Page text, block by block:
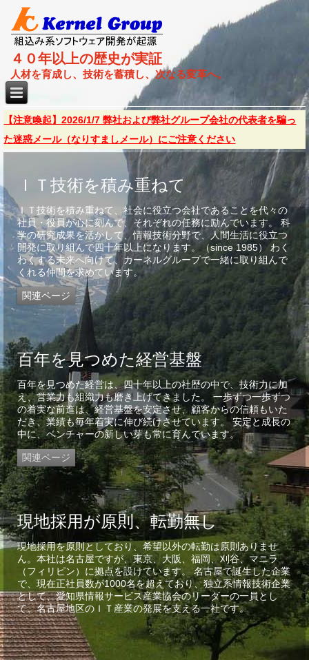
４０年以上の歴史が実証
人材を育成し、技術を蓄積し、次なる変革へ。
【注意喚起】2026/1/7 弊社および弊社グループ会社の代表者を騙っ
た迷惑メール（なりすましメール）にご注意ください
ＩＴ技術を積み重ねて
ＩＴ技術を積み重ねて、社会に役立つ会社であることを代々の
社員・役員が心に刻んで、それぞれの任務に励んでいます。 科
学の研究成果を活かして、情報技術分野で、人間生活に役立つ
開発に取り組んで四十年以上になります。（since 1985） わく
わくする未来へ向けて、カーネルグループで一緒に取り組んで
くれる仲間を求めています。
関連ページ
百年を見つめた経営基盤
百年を見つめた経営は、四十年以上の社歴の中で、技術力に加
え、営業力も組織力も磨き上げてきました。 一歩ずつ一歩ずつ
の着実な前進は、経営基盤を安定させ、顧客からの信頼もいた
だき、業績も毎年着実に伸び続けさせています。 安定と成長の
中に、ベンチャーの新しい芽も常に育んでいます。
関連ページ
現地採用が原則、転勤無し
現地採用を原則としており、希望以外の転勤は原則ありませ
ん。本社は名古屋ですが、東京、大阪、福岡、刈谷、マニラ
（フィリピン）に拠点を設けています。 名古屋で誕生した企業
で、現在正社員数が1000名を超えており、独立系情報技術企業
として、愛知県情報サービス産業協会のリーダーの一員とし
て、名古屋地区のＩＴ産業の発展を支える一社です。